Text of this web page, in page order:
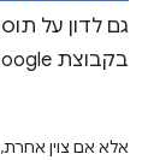
בקבוצת Google‏
אלא אם צוין